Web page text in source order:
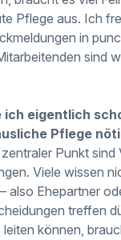
Pflege aus. Ich
in
sind
ich eigentlich
Pflege
Punkt sind
Viele wissen
also Ehepartner
treffen
leiten können,